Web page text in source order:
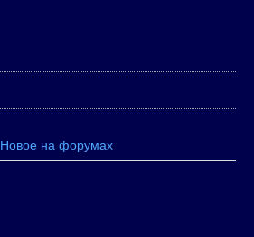
Новое на форумах